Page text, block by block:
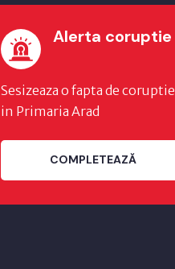
Alerta coruptie
Sesizeaza o fapta de coruptie
in Primaria Arad
COMPLETEAZĂ